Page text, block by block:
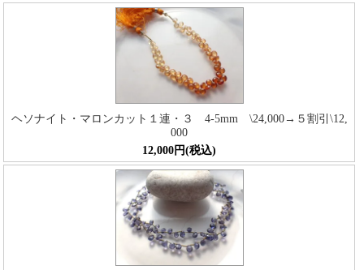
ヘソナイト・マロンカット１連・３ 4-5mm \24,000→５割引\12,
000
12,000円(税込)